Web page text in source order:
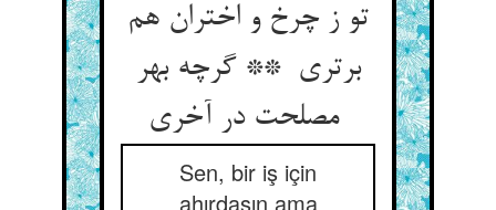
تو ز چرخ و اختران هم
برتری ** گرچه بهر
مصلحت در آخری
Sen, bir iş için
ahırdasın ama